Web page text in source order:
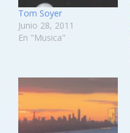
Tom Soyer
Junio 28, 2011
En "Musica"